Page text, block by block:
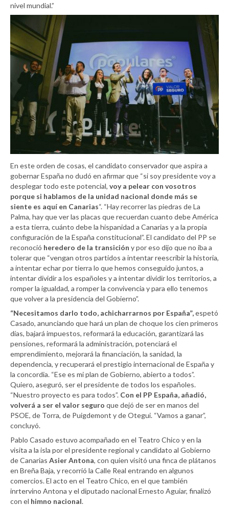
nivel mundial.”
En este orden de cosas, el candidato conservador que aspira a
gobernar España no dudó en afirmar que “si soy presidente voy a
desplegar todo este potencial, voy a pelear con vosotros
porque si hablamos de la unidad nacional donde más se
siente es aquí en Canarias“. “Hay recorrer las piedras de La
Palma, hay que ver las placas que recuerdan cuanto debe América
a esta tierra, cuánto debe la hispanidad a Canarias y a la propia
configuración de la España constitucional”. El candidato del PP se
reconoció heredero de la transición y por eso dijo que no iba a
tolerar que “vengan otros partidos a intentar reescribir la historia,
a intentar echar por tierra lo que hemos conseguido juntos, a
intentar dividir a los españoles y a intentar dividir los territorios, a
romper la igualdad, a romper la convivencia y para ello tenemos
que volver a la presidencia del Gobierno”.
“Necesitamos darlo todo, achicharrarnos por España”,espetó
Casado, anunciando que hará un plan de choque los cien primeros
días, bajará impuestos, reformará la educación, garantizará las
pensiones, reformará la administración, potenciará el
emprendimiento, mejorará la financiación, la sanidad, la
dependencia, y recuperará el prestigio internacional de España y
la concordia. “Ese es mi plan de Gobierno, abierto a todos”.
Quiero, aseguró, ser el presidente de todos los españoles.
“Nuestro proyecto es para todos”. Con el PP España, añadió,
volverá a ser el valor seguro que dejó de ser en manos del
PSOE, de Torra, de Puigdemont y de Otegui. “Vamos a ganar”,
concluyó.
Pablo Casado estuvo acompañado en el Teatro Chico y en la
visita a la isla por el presidente regional y candidato al Gobierno
de Canarias Asier Antona, con quien visitó una finca de plátanos
en Breña Baja, y recorrió la Calle Real entrando en algunos
comercios. El acto en el Teatro Chico, en el que también
inrtervino Antona y el diputado nacional Ernesto Aguiar, finalizó
con el himno nacional.